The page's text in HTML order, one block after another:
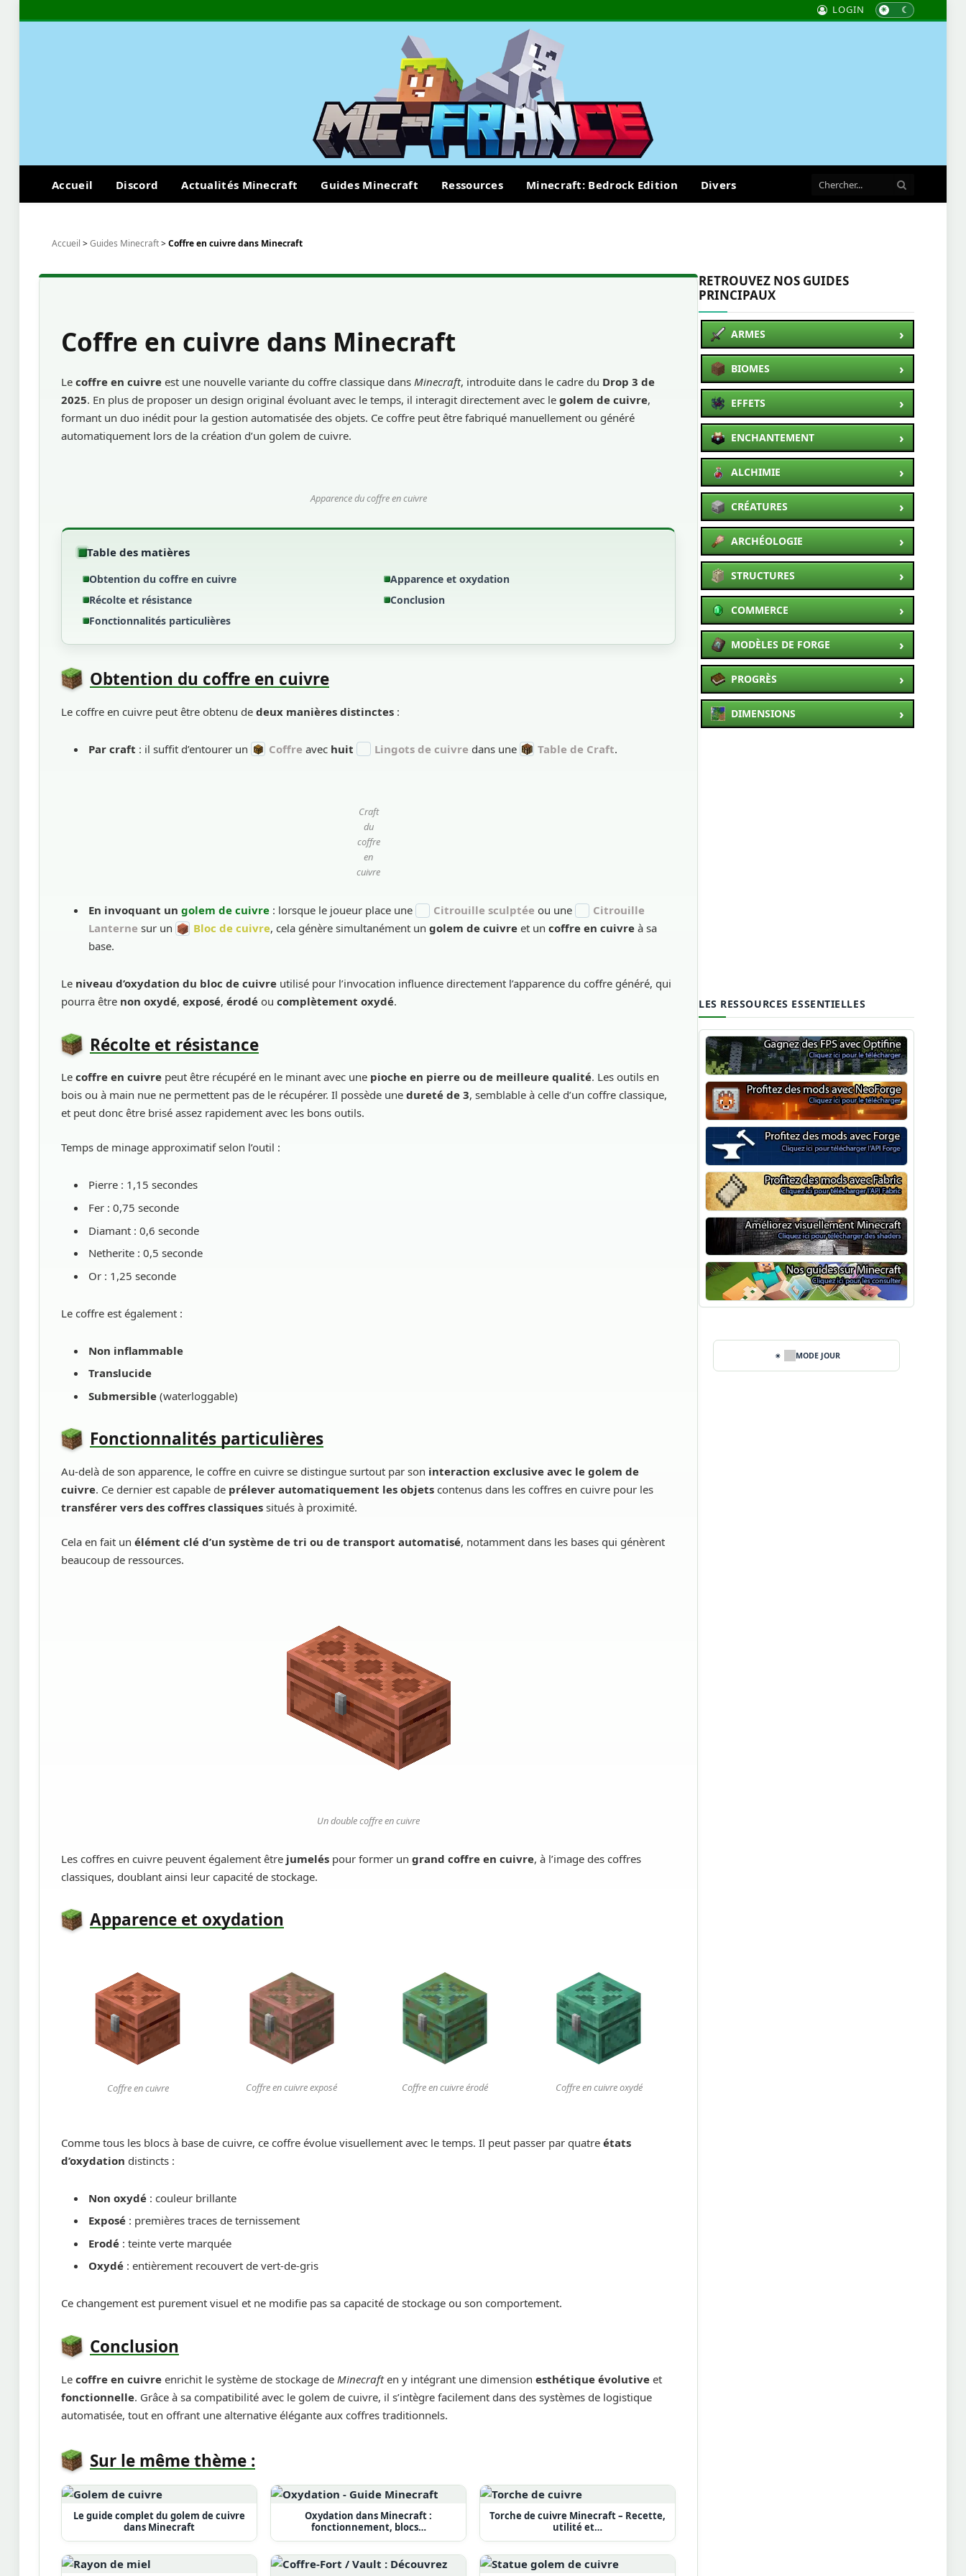
LOGIN
Accueil Discord Actualités Minecraft Guides Minecraft Ressources Minecraft: Bedrock Edition Divers
Accueil >Guides Minecraft>Coffre en cuivre dans Minecraft
Coffre en cuivre dans Minecraft
Le coffre en cuivre est une nouvelle variante du coffre classique dans Minecraft, introduite dans le cadre du Drop 3 de
2025. En plus de proposer un design original évoluant avec le temps, il interagit directement avec le golem de cuivre,
formant un duo inédit pour la gestion automatisée des objets. Ce coffre peut être fabriqué manuellement ou généré
automatiquement lors de la création d’un golem de cuivre.
Apparence du coffre en cuivre
Table des matières
Obtention du coffre en cuivre
Récolte et résistance
Fonctionnalités particulières
Apparence et oxydation
Conclusion
Obtention du coffre en cuivre
Le coffre en cuivre peut être obtenu de deux manières distinctes :
Par craft : il suffit d’entourer un Coffre avec huit Lingots de cuivre dans une Table de Craft.
Craft
du
coffre
en
cuivre
En invoquant un golem de cuivre : lorsque le joueur place une Citrouille sculptée ou une
Citrouille
Lanterne sur un Bloc de cuivre, cela génère simultanément un golem de cuivre et un coffre en cuivre à sa
base.
Le niveau d’oxydation du bloc de cuivre utilisé pour l’invocation influence directement l’apparence du coffre généré, qui
pourra être non oxydé, exposé, érodé ou complètement oxydé.
Récolte et résistance
Le coffre en cuivre peut être récupéré en le minant avec une pioche en pierre ou de meilleure qualité. Les outils en
bois ou à main nue ne permettent pas de le récupérer. Il possède une dureté de 3, semblable à celle d’un coffre classique,
et peut donc être brisé assez rapidement avec les bons outils.
Temps de minage approximatif selon l’outil :
Pierre : 1,15 secondes
Fer : 0,75 seconde
Diamant : 0,6 seconde
Netherite : 0,5 seconde
Or : 1,25 seconde
Le coffre est également :
Non inflammable
Translucide
Submersible (waterloggable)
Fonctionnalités particulières
Au-delà de son apparence, le coffre en cuivre se distingue surtout par son interaction exclusive avec le golem de
cuivre. Ce dernier est capable de prélever automatiquement les objets contenus dans les coffres en cuivre pour les
transférer vers des coffres classiques situés à proximité.
Cela en fait un élément clé d’un système de tri ou de transport automatisé, notamment dans les bases qui génèrent
beaucoup de ressources.
Un double coffre en cuivre
Les coffres en cuivre peuvent également être jumelés pour former un grand coffre en cuivre, à l’image des coffres
classiques, doublant ainsi leur capacité de stockage.
Apparence et oxydation
Coffre en cuivre Coffre en cuivre exposé Coffre en cuivre érodé Coffre en cuivre oxydé
Comme tous les blocs à base de cuivre, ce coffre évolue visuellement avec le temps. Il peut passer par quatre états
d’oxydation distincts :
Non oxydé : couleur brillante
Exposé : premières traces de ternissement
Erodé : teinte verte marquée
Oxydé : entièrement recouvert de vert-de-gris
Ce changement est purement visuel et ne modifie pas sa capacité de stockage ou son comportement.
Conclusion
Le coffre en cuivre enrichit le système de stockage de Minecraften y intégrant une dimension esthétique évolutive et
fonctionnelle. Grâce à sa compatibilité avec le golem de cuivre, il s’intègre facilement dans des systèmes de logistique
automatisée, tout en offrant une alternative élégante aux coffres traditionnels.
Sur le même thème :
Le guide complet du golem de cuivre
dans Minecraft
Oxydation dans Minecraft :
fonctionnement, blocs…
Torche de cuivre Minecraft – Recette,
utilité et…
RETROUVEZ NOS GUIDES
PRINCIPAUX
ARMES ›
BIOMES ›
EFFETS ›
ENCHANTEMENT ›
ALCHIMIE ›
CRÉATURES ›
ARCHÉOLOGIE ›
STRUCTURES ›
COMMERCE ›
MODÈLES DE FORGE ›
PROGRÈS ›
DIMENSIONS ›
LES RESSOURCES ESSENTIELLES
Optifine
NeoForge
Minecraft Forge
Fabric Minecraft
Shaders Minecraft
Guide Minecraft
MODE JOUR